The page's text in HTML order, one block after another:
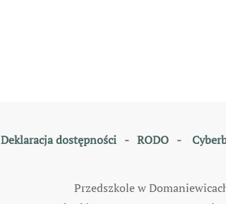
Deklaracja dostępności - RODO -
Przedszkole w